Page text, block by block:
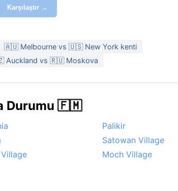
Karşılaştır →
🇦🇺 Melbourne vs 🇺🇸 New York kenti
Auckland vs 🇷🇺 Moskova
Durumu 🇫🇲
Palikir
Satowan Village
Moch Village